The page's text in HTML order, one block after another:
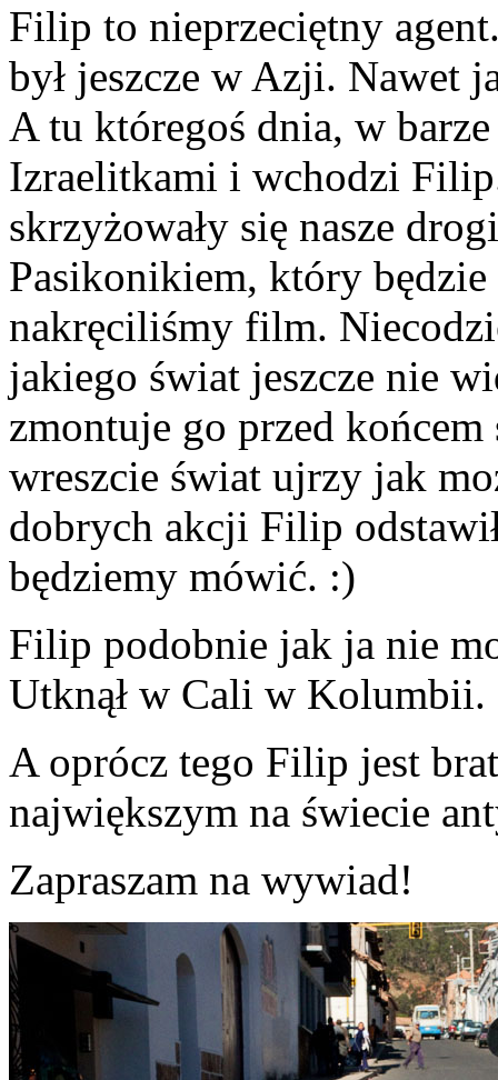
Filip to nieprzeciętny
był jeszcze w Azji. Nawet
A tu któregoś dnia, w
Izraelitkami i wchodzi
skrzyżowały się nasze
Pasikonikiem, który będzie
nakręciliśmy film.
jakiego świat jeszcze nie
zmontuje go przed
wreszcie świat ujrzy jak
dobrych akcji Filip
będziemy mówić. :)
Filip podobnie jak ja nie
Utknął w Cali w Kolumbii.
A oprócz tego Filip jest
największym na świecie
Zapraszam na wywiad!